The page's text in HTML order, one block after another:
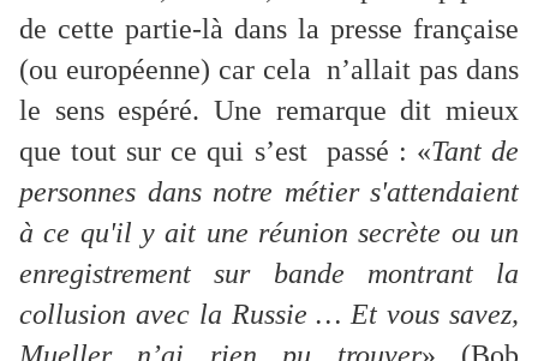
de cette partie-là dans la presse française
(ou européenne) car cela n’allait pas dans
le sens espéré. Une remarque dit mieux
que tout sur ce qui s’est passé : «Tant de
personnes dans notre métier s'attendaient
à ce qu'il y ait une réunion secrète ou un
enregistrement sur bande montrant la
collusion avec la Russie … Et vous savez,